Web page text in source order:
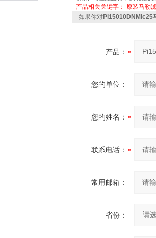
产品相关关键字： 原装马勒
如果你对Pi15010DNMic25
产品：
您的单位：
您的姓名：
联系电话：
常用邮箱：
省份：